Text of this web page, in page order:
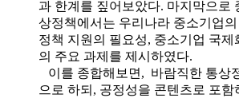
과 한계를 짚어보았다. 마지막으로
상정책에서는 우리나라 중소기업
정책 지원의 필요성, 중소기업 국제
의 주요 과제를 제시하였다.
이를 종합해보면, 바람직한 통상
으로 하되, 공정성을 콘텐츠로 포함